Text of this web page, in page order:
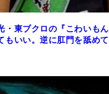
・東ブクロの『こわいもん
もいい。逆に肛門を舐めて